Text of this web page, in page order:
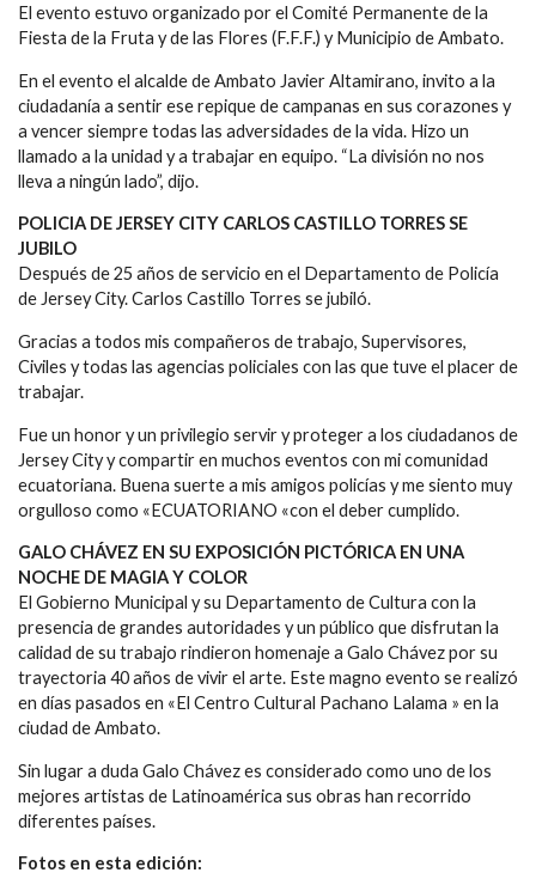
El evento estuvo organizado por el Comité Permanente de la
Fiesta de la Fruta y de las Flores (F.F.F.) y Municipio de Ambato.
En el evento el alcalde de Ambato Javier Altamirano, invito a la
ciudadanía a sentir ese repique de campanas en sus corazones y
a vencer siempre todas las adversidades de la vida. Hizo un
llamado a la unidad y a trabajar en equipo. “La división no nos
lleva a ningún lado”, dijo.
POLICIA DE JERSEY CITY CARLOS CASTILLO TORRES SE
JUBILO
Después de 25 años de servicio en el Departamento de Policía
de Jersey City. Carlos Castillo Torres se jubiló.
Gracias a todos mis compañeros de trabajo, Supervisores,
Civiles y todas las agencias policiales con las que tuve el placer de
trabajar.
Fue un honor y un privilegio servir y proteger a los ciudadanos de
Jersey City y compartir en muchos eventos con mi comunidad
ecuatoriana. Buena suerte a mis amigos policías y me siento muy
orgulloso como «ECUATORIANO «con el deber cumplido.
GALO CHÁVEZ EN SU EXPOSICIÓN PICTÓRICA EN UNA
NOCHE DE MAGIA Y COLOR
El Gobierno Municipal y su Departamento de Cultura con la
presencia de grandes autoridades y un público que disfrutan la
calidad de su trabajo rindieron homenaje a Galo Chávez por su
trayectoria 40 años de vivir el arte. Este magno evento se realizó
en días pasados en «El Centro Cultural Pachano Lalama » en la
ciudad de Ambato.
Sin lugar a duda Galo Chávez es considerado como uno de los
mejores artistas de Latinoamérica sus obras han recorrido
diferentes países.
Fotos en esta edición: